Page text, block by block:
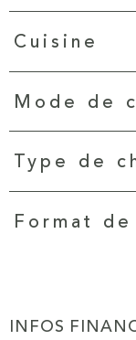
Cuisine
Mode de
Type de
Format
INFOS